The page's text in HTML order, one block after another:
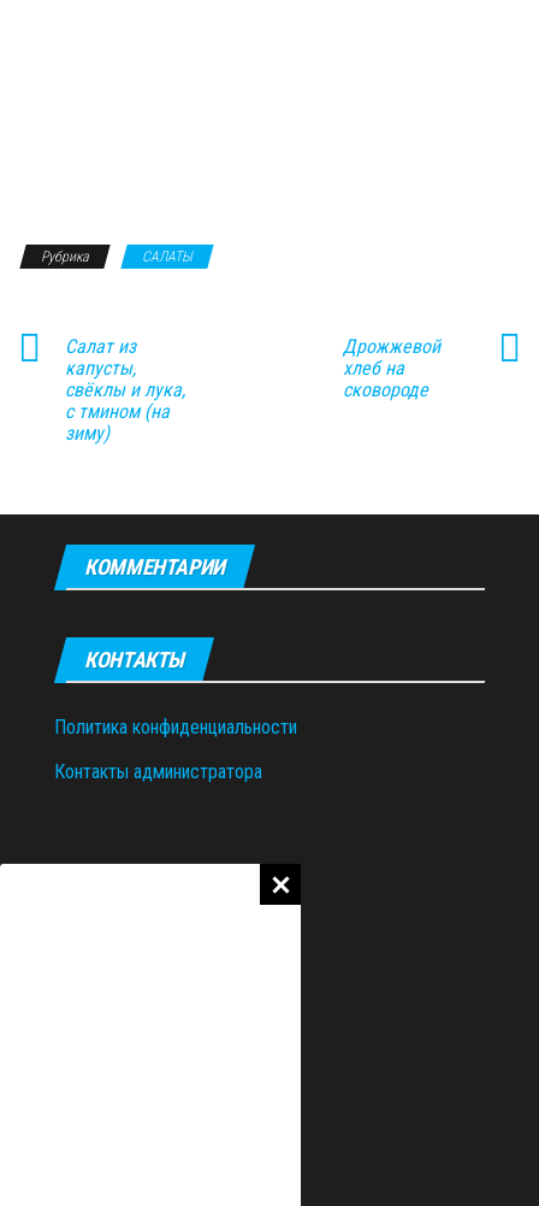
Рубрика САЛАТЫ
Салат из
капусты,
свёклы и лука,
с тмином (на
зиму)
Дрожжевой
хлеб на
сковороде
КОММЕНТАРИИ
КОНТАКТЫ
Политика конфиденциальности
Контакты администратора